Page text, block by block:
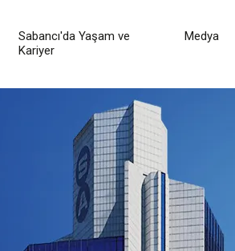
Sabancı'da Yaşam ve
Kariyer
Medya